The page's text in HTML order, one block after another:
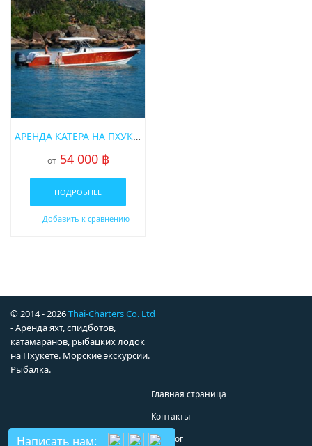
АРЕНДА КАТЕРА НА ПХУКЕТЕ SABI 375
от 54 000 ฿
ПОДРОБНЕЕ
Добавить к сравнению
© 2014 - 2026Thai-Charters Co. Ltd
- Аренда яхт, спидботов,
катамаранов, рыбацких лодок
на Пхукете. Морские экскурсии.
Рыбалка.
Главная страница
Контакты
Каталог
Написать нам: